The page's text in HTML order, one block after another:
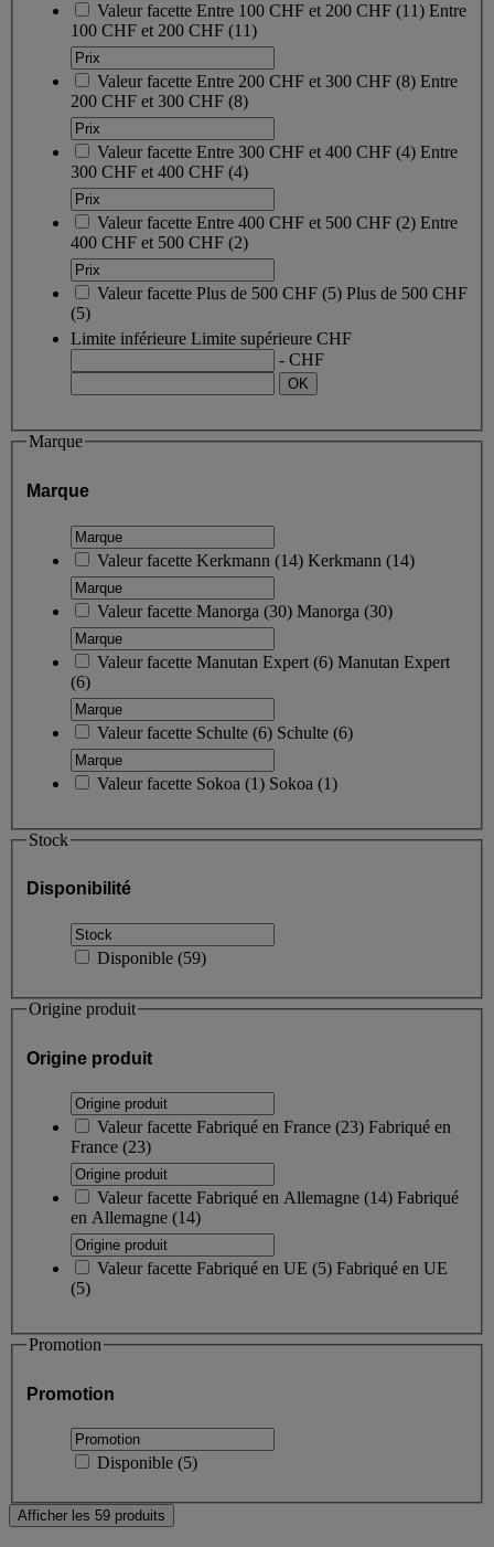
Valeur facette Entre 100 CHF et 200 CHF (11) Entre
100 CHF et 200 CHF (11)
Valeur facette Entre 200 CHF et 300 CHF (8) Entre
200 CHF et 300 CHF (8)
Valeur facette Entre 300 CHF et 400 CHF (4) Entre
300 CHF et 400 CHF (4)
Valeur facette Entre 400 CHF et 500 CHF (2) Entre
400 CHF et 500 CHF (2)
Valeur facette Plus de 500 CHF (5) Plus de 500 CHF
(5)
Limite inférieure Limite supérieure CHF
- CHF
Marque
Marque
Valeur facette Kerkmann (14) Kerkmann (14)
Valeur facette Manorga (30) Manorga (30)
Valeur facette Manutan Expert (6) Manutan Expert
(6)
Valeur facette Schulte (6) Schulte (6)
Valeur facette Sokoa (1) Sokoa (1)
Stock
Disponibilité
Disponible (59)
Origine produit
Origine produit
Valeur facette Fabriqué en France (23) Fabriqué en
France (23)
Valeur facette Fabriqué en Allemagne (14) Fabriqué
en Allemagne (14)
Valeur facette Fabriqué en UE (5) Fabriqué en UE
(5)
Promotion
Promotion
Disponible (5)
Afficher les 59 produits